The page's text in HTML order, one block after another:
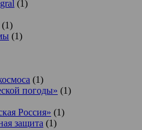
(1)
(1)
(1)
(1)
погоды» (1)
Россия» (1)
защита (1)